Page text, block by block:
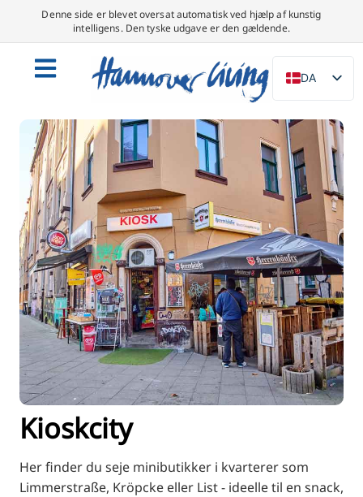
Denne side er blevet oversat automatisk ved hjælp af kunstig
intelligens. Den tyske udgave er den gældende.
DA
DE
NL
PL
IT
SV
FR
PT
TR
RU
FI
Kioskcity
Her finder du seje minibutikker i kvarterer som
Limmerstraße, Kröpcke eller List - ideelle til en snack,